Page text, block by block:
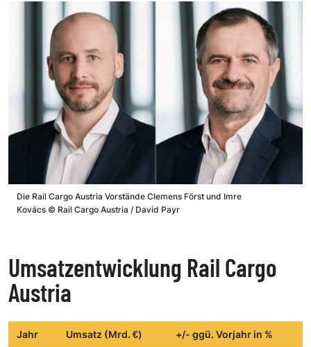
Die Rail Cargo Austria Vorstände Clemens Först und Imre
Kovács © Rail Cargo Austria / David Payr
Umsatzentwicklung Rail Cargo
Austria
Jahr Umsatz (Mrd. €) +/- ggü. Vorjahr in %